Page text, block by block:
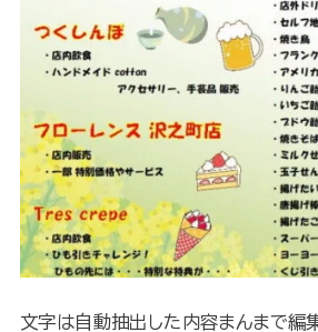
文字は自動抽出した内容まんまで編集